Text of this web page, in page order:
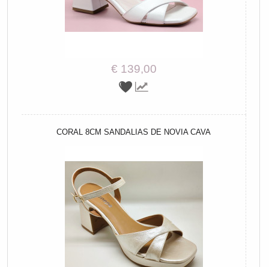
€ 139,00
CORAL 8CM SANDALIAS DE NOVIA CAVA